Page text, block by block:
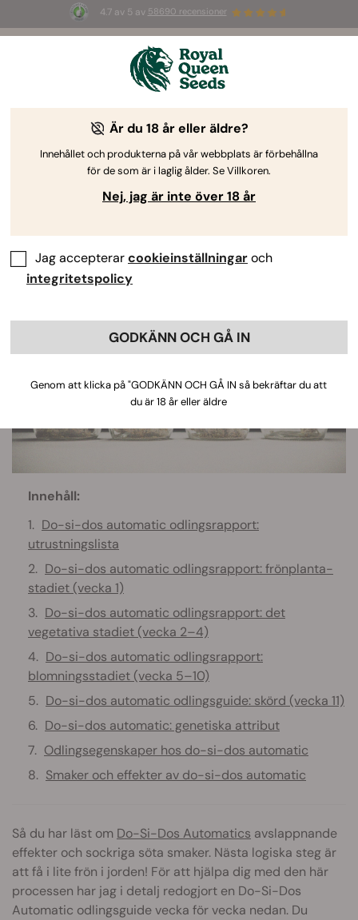
4.7 av 5 av 58690 recensioner
ummer Sales: Upp till 50 % rabatt
på utvalda produkter! ⏤
Cannabisodlingsguiden av Royal Queen Seeds
Odlingsguide Ämnessökare
Innehåll:
Do-si-dos automatic odlingsrapport:
utrustningslista
Do-si-dos automatic odlingsrapport: frönplanta-
stadiet (vecka 1)
Do-si-dos automatic odlingsrapport: det
vegetativa stadiet (vecka 2–4)
Do-si-dos automatic odlingsrapport:
blomningsstadiet (vecka 5–10)
Do-si-dos automatic odlingsguide: skörd (vecka 11)
Do-si-dos automatic: genetiska attribut
Odlingsegenskaper hos do-si-dos automatic
Smaker och effekter av do-si-dos automatic
Så du har läst om Do-Si-Dos Automatics avslappnande
effekter och sockriga söta smaker. Nästa logiska steg är
att få i lite frön i jorden! För att hjälpa dig med den här
processen har jag i detalj redogjort en Do-Si-Dos
Automatic odlingsguide vecka för vecka nedan. Du
Är du 18 år eller äldre?
Innehållet och produkterna på vår webbplats är förbehållna
för de som är i laglig ålder. Se Villkoren.
Nej, jag är inte över 18 år
Jag accepterarcookieinställningaroch
integritetspolicy
GODKÄNN OCH GÅ IN
Genom att klicka på "GODKÄNN OCH GÅ IN så bekräftar du att
du är 18 år eller äldre